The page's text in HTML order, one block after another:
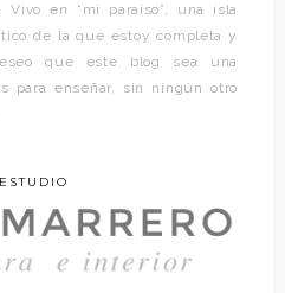
en “mi paraíso”, una isla
de la que estoy completa y
que este blog sea una
para enseñar, sin ningún otro